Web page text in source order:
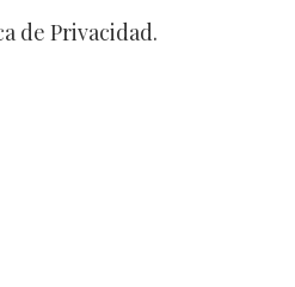
de Privacidad.